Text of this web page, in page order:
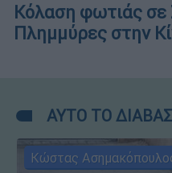
Κόλαση φωτιάς σε
Πλημμύρες στην
ΑΥΤΟ ΤΟ
Κώστας